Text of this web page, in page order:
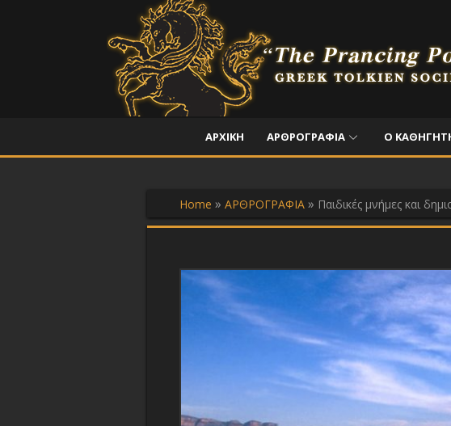
ΑΡΧΙΚΗ ΑΡΘΡΟΓΡΑΦΙΑ Ο
Home » ΑΡΘΡΟΓΡΑΦΙΑ » Παιδικές μνήμες και